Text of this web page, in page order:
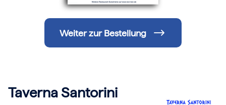
Stuttgart
Essen
-------
Für alle Geschenk-Gutscheine gilt:
Geschmackvoll und maximal flexibel!
Weiter zur Bestellung
Taverna Santorini